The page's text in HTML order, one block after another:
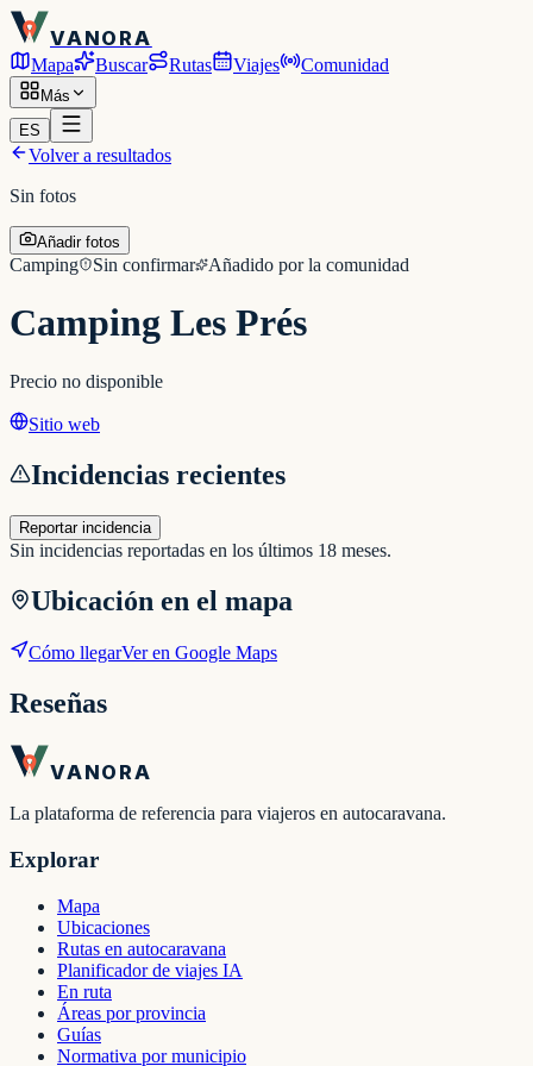
VANORA
Mapa Buscar Rutas Viajes Comunidad
Más
ES
Volver a resultados
Sin fotos
Añadir fotos
Camping Sin confirmar Añadido por la comunidad
Camping Les Prés
Precio no disponible
Sitio web
Incidencias recientes
Reportar incidencia
Sin incidencias reportadas en los últimos 18 meses.
Ubicación en el mapa
Cómo llegarVer en Google Maps
Reseñas
VANORA
La plataforma de referencia para viajeros en autocaravana.
Explorar
Mapa
Ubicaciones
Rutas en autocaravana
Planificador de viajes IA
En ruta
Áreas por provincia
Guías
Normativa por municipio